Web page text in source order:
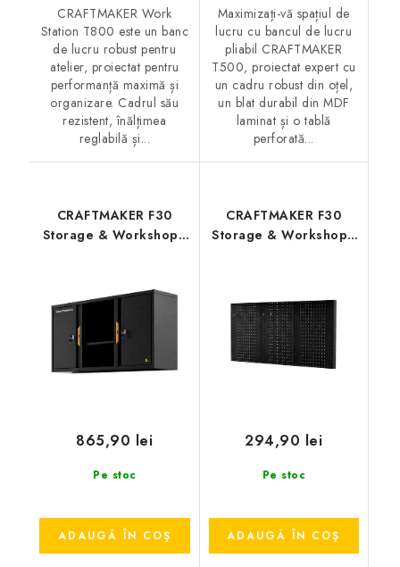
CRAFTMAKER Work
Station T800 este un banc
de lucru robust pentru
atelier, proiectat pentru
performanță maximă și
organizare. Cadrul său
rezistent, înălțimea
reglabilă și...
Maximizați-vă spațiul de
lucru cu bancul de lucru
pliabil CRAFTMAKER
T500, proiectat expert cu
un cadru robust din oțel,
un blat durabil din MDF
laminat și o tablă
perforată...
CRAFTMAKER F30
Storage & Workshop -
Pe stoc
865,90 lei
ADAUGĂ ÎN COŞ
CRAFTMAKER F30
Storage & Workshop -
Pe stoc
294,90 lei
ADAUGĂ ÎN COŞ